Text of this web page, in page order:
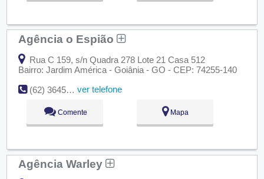
Agência o Espião
Rua C 159, s/n Quadra 278 Lote 21 Casa 512
Bairro: Jardim América - Goiânia - GO - CEP: 74255-140
(62) 36450-2614 / (62) 8260-2880 / (62) 8598-5108
ver telefone
Comente Mapa
Agência Warley